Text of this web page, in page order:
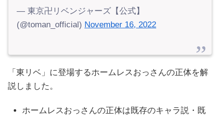
— 東京卍リベンジャーズ【公式】
(@toman_official) November 16, 2022
「東リベ」に登場するホームレスおっさんの正体を解
説しました。
ホームレスおっさんの正体は既存のキャラ説・既